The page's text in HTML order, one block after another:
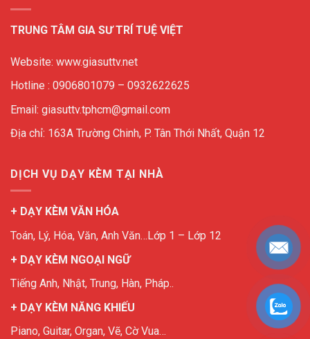
TRUNG TÂM GIA SƯ TRÍ TUỆ VIỆT
Website: www.giasuttv.net
Hotline : 0906801079 – 0932622625
Email: giasuttv.tphcm@gmail.com
Địa chỉ: 163A Trường Chinh, P. Tân Thới Nhất, Quận 12
DỊCH VỤ DẠY KÈM TẠI NHÀ
+ DẠY KÈM VĂN HÓA
Toán, Lý, Hóa, Văn, Anh Văn…Lớp 1 – Lớp 12
+ DẠY KÈM NGOẠI NGỮ
Tiếng Anh, Nhật, Trung, Hàn, Pháp..
+ DẠY KÈM NĂNG KHIẾU
Piano, Guitar, Organ, Vẽ, Cờ Vua…